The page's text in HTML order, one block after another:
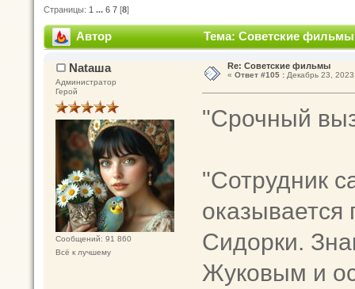
Страницы: 1 ... 6 7 [8]
Автор Тема: Советские фильмы
Nataшa
Администратор
Герой
Сообщений: 91 860
Всё к лучшему
Re: Советские фильмы
« Ответ #105 :Декабрь 23,
"Срочный
"Сотрудник
оказывается
Сидорки.
Жуковым и